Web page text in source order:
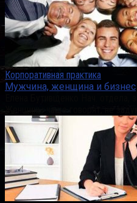
Корпоративная практика
Мужчина, женщина и бизнес
Елена Бутивщенко Нач. отдела,
Женщины чаще говорят, не